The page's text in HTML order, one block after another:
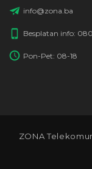
info@zona.ba
Besplatan info:
Pon-Pet: 08-18
ZONA